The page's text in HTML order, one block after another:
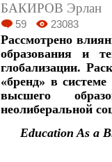
БАКИРОВ Эрлан
59 23083
Рассмотрено
образования и
глобализации.
«бренд» в
высшего
неолиберальной
Education As a